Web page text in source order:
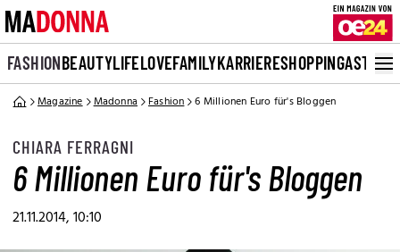
FASHIONBEAUTYLIFELOVEFAMILYKARRIERESHOPPINGASTRO
Magazine Madonna Fashion 6 Millionen Euro für's Bloggen
CHIARA FERRAGNI
6 Millionen Euro für's Bloggen
21.11.2014, 10:10